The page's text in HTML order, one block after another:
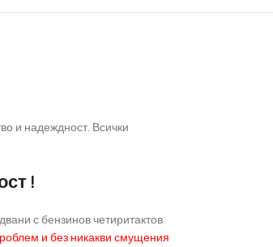
и надеждност. Всички
!
с бензинов четиритактов
и без никакви смущения